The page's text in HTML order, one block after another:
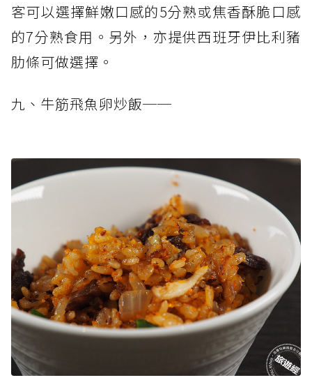
客可以選擇鮮嫩口感的5分熟或焦香酥脆口感
的7分熟食用。另外，亦提供西班牙伊比利豬
肋條可做選擇。
九、牛筋飛魚卵炒飯──